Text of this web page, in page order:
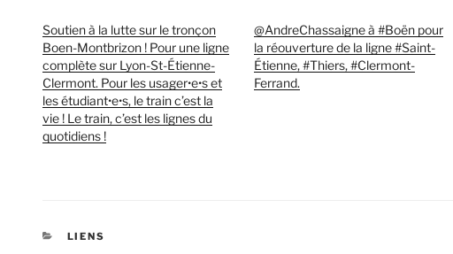
Soutien à la lutte sur le tronçon
Boen-Montbrizon ! Pour une ligne
complète sur Lyon-St-Étienne-
Clermont. Pour les usager•e•s et
les étudiant•e•s, le train c’est la
vie ! Le train, c’est les lignes du
quotidiens !
@AndreChassaigne à #Boën pour
la réouverture de la ligne #Saint-
Étienne, #Thiers, #Clermont-
Ferrand.
CATÉGORIES
LIENS